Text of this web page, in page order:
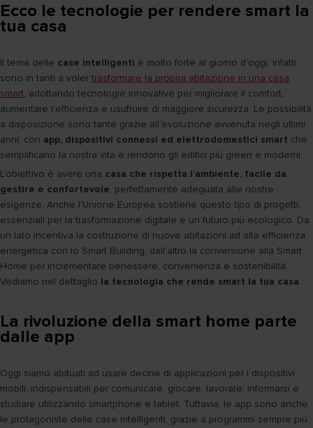
Ecco le tecnologie per rendere smart la
tua casa
Il tema delle case intelligenti è molto forte al giorno d’oggi, infatti
sono in tanti a voler trasformare la propria abitazione in una casa
smart, adottando tecnologie innovative per migliorare il comfort,
aumentare l’efficienza e usufruire di maggiore sicurezza. Le possibilità
a disposizione sono tante grazie all’evoluzione avvenuta negli ultimi
anni, con app, dispositivi connessi ed elettrodomestici smart che
semplificano la nostra vita e rendono gli edifici più green e moderni.
L’obiettivo è avere una casa che rispetta l’ambiente, facile da
gestire e confortevole, perfettamente adeguata alle nostre
esigenze. Anche l’Unione Europea sostiene questo tipo di progetti,
essenziali per la trasformazione digitale e un futuro più ecologico. Da
un lato incentiva la costruzione di nuove abitazioni ad alta efficienza
energetica con lo Smart Building, dall’altro la conversione alla Smart
Home per incrementare benessere, convenienza e sostenibilità.
Vediamo nel dettaglio la tecnologia che rende smart la tua casa.
La rivoluzione della smart home parte
dalle app
Oggi siamo abituati ad usare decine di applicazioni per i dispositivi
mobili, indispensabili per comunicare, giocare, lavorare, informarsi e
studiare utilizzando smartphone e tablet. Tuttavia, le app sono anche
le protagoniste delle case intelligenti, grazie a programmi sempre più